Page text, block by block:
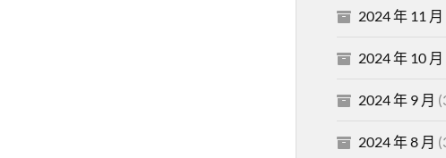
2024 年 11 月
2024 年 10 月
2024 年 9 月
2024 年 8 月